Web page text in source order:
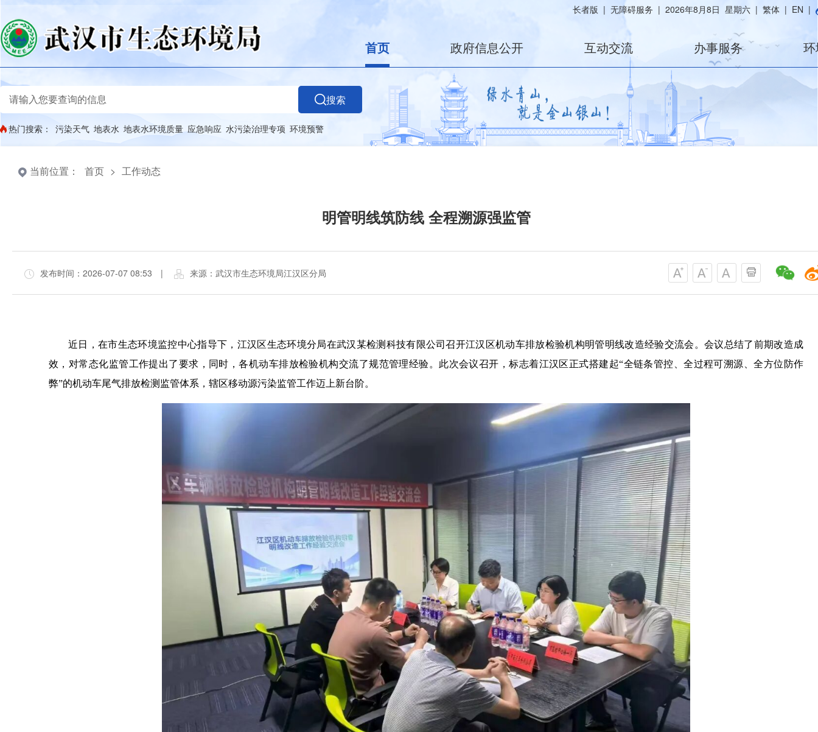
长者版 | 无障碍服务 | 2026年8月8日 星期六 | 繁体 | EN |
首页 政府信息公开 互动交流 办事服务
搜索
热门搜索： 污染天气 地表水 地表水环境质量 应急响应 水污染治理专项 环境预警
当前位置： 首页 > 工作动态
明管明线筑防线 全程溯源强监管
发布时间：2026-07-07 08:53 | 来源：武汉市生态环境局江汉区分局
近日，在市生态环境监控中心指导下，江汉区生态环境分局在武汉某检测科技有限公司召开江汉区机动车排放检验机构明管明线改造经验交流会。会议总结了前期改造成
效，对常态化监管工作提出了要求，同时，各机动车排放检验机构交流了规范管理经验。此次会议召开，标志着江汉区正式搭建起“全链条管控、全过程可溯源、全方位防作
弊”的机动车尾气排放检测监管体系，辖区移动源污染监管工作迈上新台阶。